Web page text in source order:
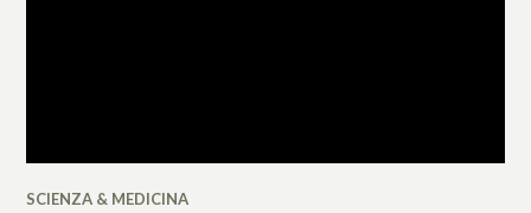
SCIENZA & MEDICINA